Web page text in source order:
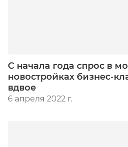
С начала года спрос в
новостройках бизнес-
вдвое
6 апреля 2022 г.